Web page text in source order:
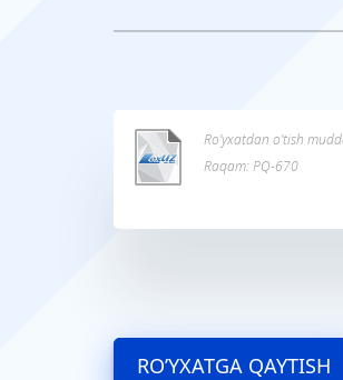
Ro’yxatdan o’tish
Raqam: PQ-670
RO’YXATGA QAYTISH